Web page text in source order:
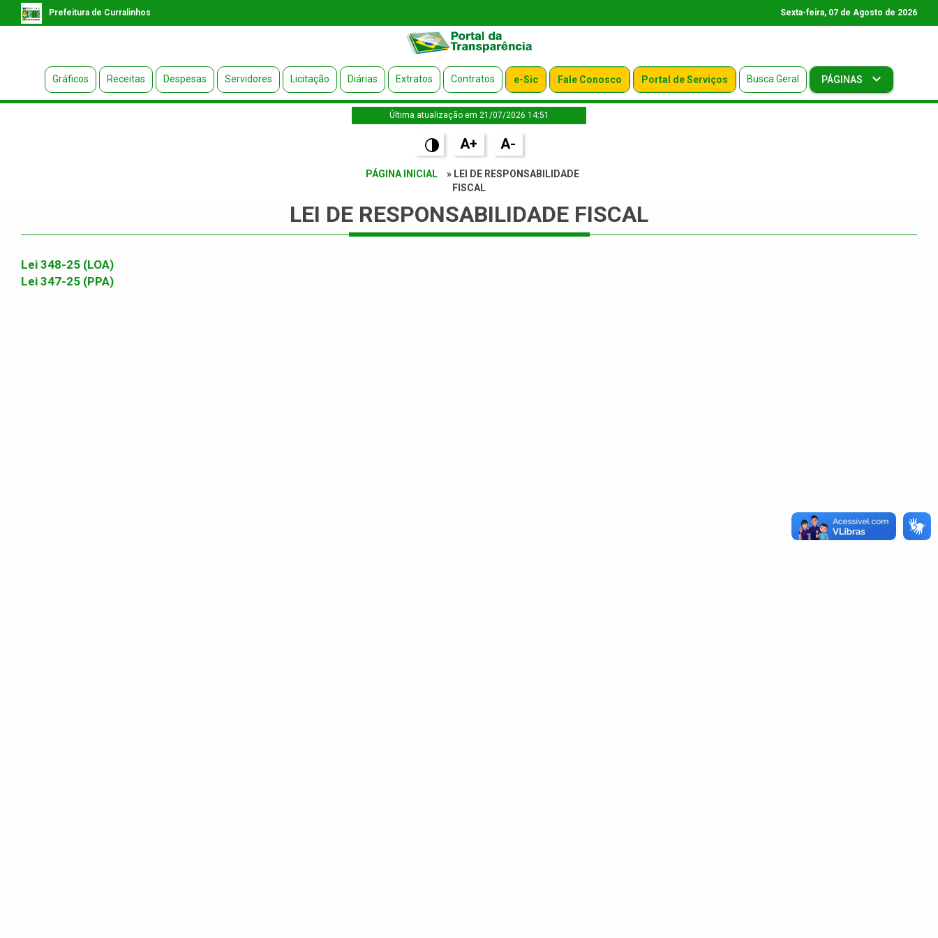
Prefeitura de Curralinhos Sexta-feira, 07 de Agosto de 2026
Gráficos Receitas Despesas Servidores Licitação Diárias Extratos Contratos e-Sic Fale Conosco Portal de Serviços Busca Geral PÁGINAS
Última atualização em 21/07/2026 14:51
A+ A-
PÁGINA INICIAL
» LEI DE RESPONSABILIDADE
FISCAL
LEI DE RESPONSABILIDADE FISCAL
Lei 348-25 (LOA)
Lei 347-25 (PPA)